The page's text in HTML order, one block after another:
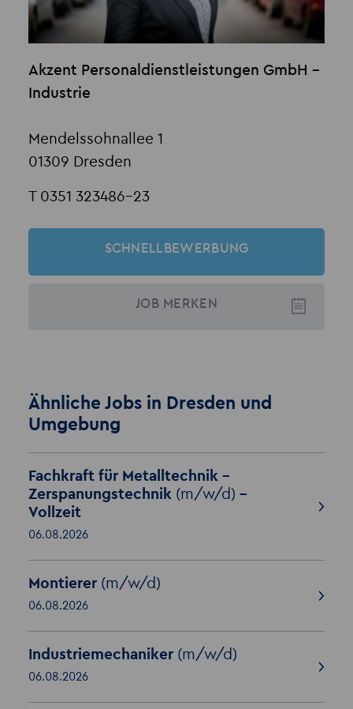
Akzent Personaldienstleistungen GmbH -
Industrie
Mendelssohnallee 1
01309 Dresden
T 0351 323486-23
SCHNELLBEWERBUNG
JOB MERKEN
Ähnliche Jobs in Dresden und
Umgebung
Fachkraft für Metalltechnik –
Zerspanungstechnik (m/w/d) –
Vollzeit
06.08.2026
Montierer (m/w/d)
06.08.2026
Industriemechaniker (m/w/d)
06.08.2026